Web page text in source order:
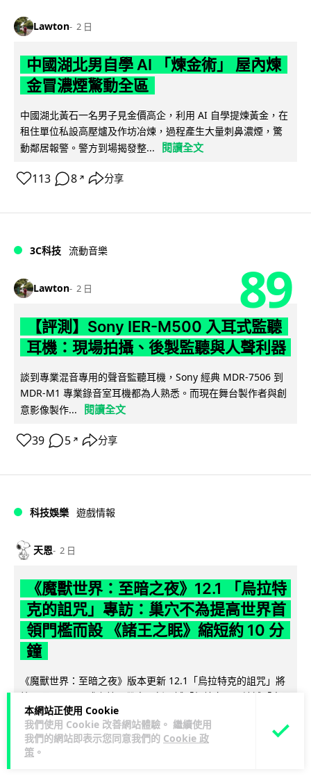
本網站正使用 Cookie
我們使用 Cookie 改善網站體驗。 繼續使用
我們的網站即表示您同意我們的 Cookie 政
策 。
Lawton 2 日
中國湖北男自學 AI 「煉金術」 屋內煉
金冒濃煙驚動全區
中國湖北黃石一名男子見金價高企，利用 AI 自學提煉黃金，在
租住單位私設高壓爐及作坊冶煉，過程產生大量刺鼻濃煙，驚
動鄰居報警。警方到場揭發整...
閱讀全文
113 8 ↗ 分享
3C科技 流動音樂
Lawton 2 日 89
【評測】Sony IER-M500 入耳式監聽
耳機：現場拍攝、後製監聽與人聲利器
談到專業混音專用的聲音監聽耳機，Sony 經典 MDR-7506 到
MDR-M1 專業錄音室耳機都為人熟悉。而現在舞台製作者與創
意影像製作...
閱讀全文
39 5 ↗ 分享
科技娛樂 遊戲情報
天恩 2 日
《魔獸世界：至暗之夜》12.1 「烏拉特
克的詛咒」專訪：巢穴不為提高世界首
領門檻而設 《諸王之眠》縮短約 10 分
鐘
《魔獸世界：至暗之夜》版本更新 12.1「烏拉特克的詛咒」將
於 8 月 13 日正式上線，帶來全新區域「盤蛇島」、地城「毒牙
祭壇」、新型態世... 閱讀全文
116 分享